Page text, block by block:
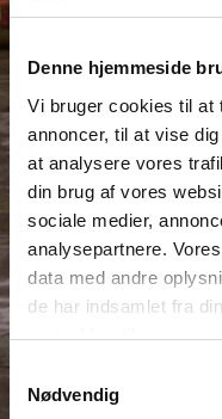
Denne hjemmeside
Vi bruger cookies til at
annoncer, til at vise
at analysere vores
din brug af vores
sociale medier,
analysepartnere.
data med andre
de har indsamlet fra
samtykker til vores
Samtykkevalg
Nødvendig